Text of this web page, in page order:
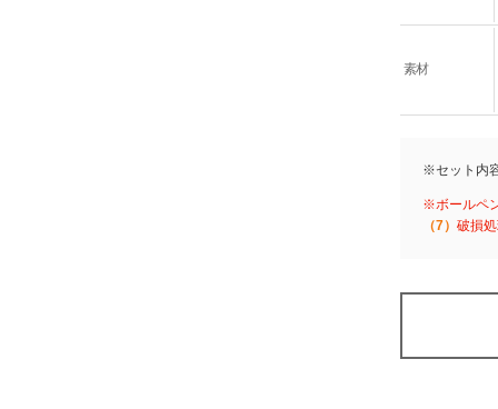
素材
※セット内
※ボールペ
（7） 破損